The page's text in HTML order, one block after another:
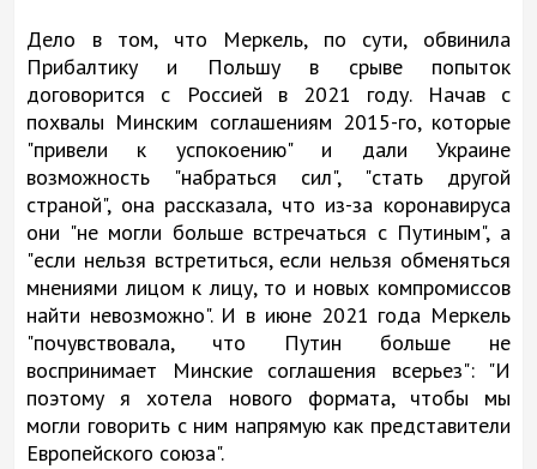
Дело в том, что Меркель, по сути, обвинила
Прибалтику и Польшу в срыве попыток
договорится с Россией в 2021 году. Начав с
похвалы Минским соглашениям 2015-го, которые
"привели к успокоению" и дали Украине
возможность "набраться сил", "стать другой
страной", она рассказала, что из-за коронавируса
они "не могли больше встречаться с Путиным", а
"если нельзя встретиться, если нельзя обменяться
мнениями лицом к лицу, то и новых компромиссов
найти невозможно". И в июне 2021 года Меркель
"почувствовала, что Путин больше не
воспринимает Минские соглашения всерьез": "И
поэтому я хотела нового формата, чтобы мы
могли говорить с ним напрямую как представители
Европейского союза".